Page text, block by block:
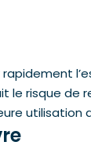
le risque